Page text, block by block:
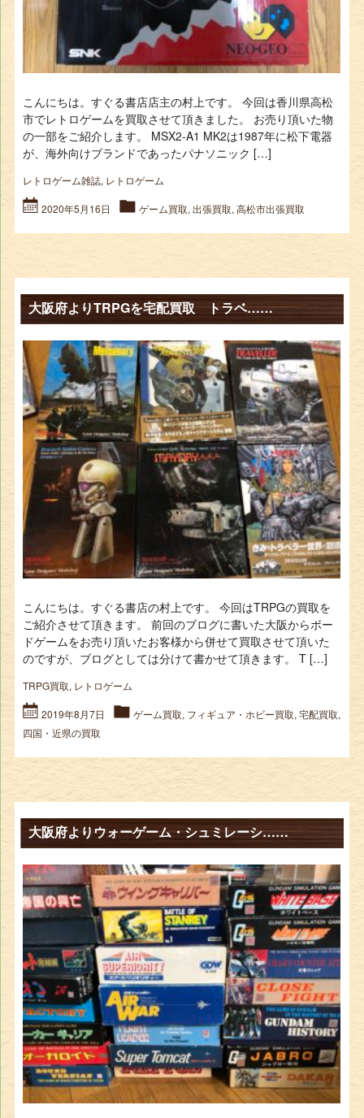
こんにちは。すぐる書店店主の村上です。 今回は香川県高松
市でレトロゲームを買取させて頂きました。 お売り頂いた物
の一部をご紹介します。 MSX2-A1 MK2は1987年に松下電器
が、海外向けブランドであったパナソニック […]
レトロゲーム雑誌, レトロゲーム
2020年5月16日 ゲーム買取,出張買取,高松市出張買取
大阪府よりTRPGを宅配買取 トラベ……
こんにちは。すぐる書店の村上です。 今回はTRPGの買取を
ご紹介させて頂きます。 前回のブログに書いた大阪からボー
ドゲームをお売り頂いたお客様から併せて買取させて頂いた
のですが、ブログとしては分けて書かせて頂きます。 T […]
TRPG買取, レトロゲーム
2019年8月7日 ゲーム買取, フィギュア・ホビー買取,宅配買取,
四国・近県の買取
大阪府よりウォーゲーム・シュミレーシ……